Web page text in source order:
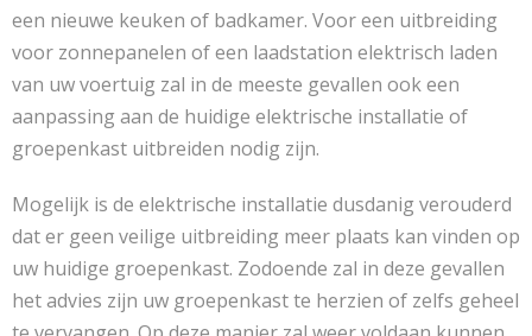
een nieuwe keuken of badkamer. Voor een uitbreiding
voor zonnepanelen of een laadstation elektrisch laden
van uw voertuig zal in de meeste gevallen ook een
aanpassing aan de huidige elektrische installatie of
groepenkast uitbreiden nodig zijn.
Mogelijk is de elektrische installatie dusdanig verouderd
dat er geen veilige uitbreiding meer plaats kan vinden op
uw huidige groepenkast. Zodoende zal in deze gevallen
het advies zijn uw groepenkast te herzien of zelfs geheel